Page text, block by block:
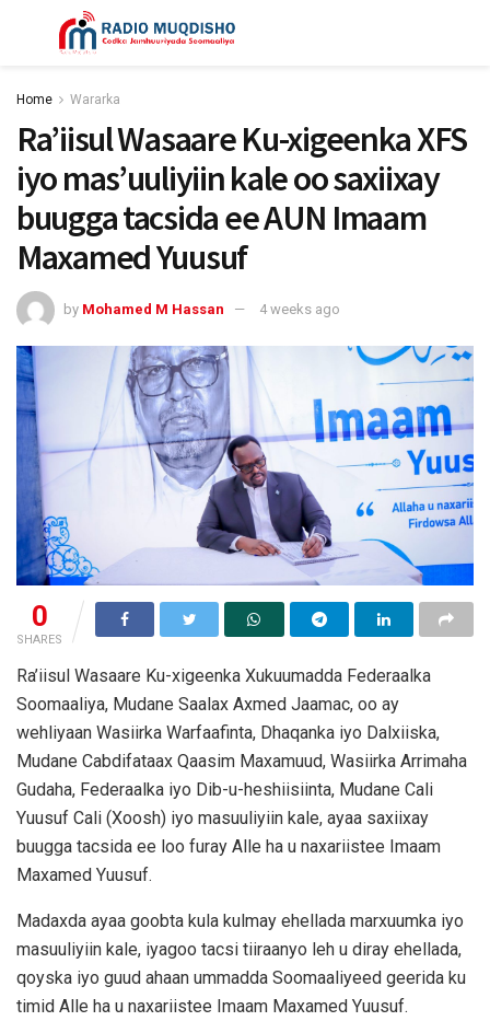
Home Wararka
Ra’iisul Wasaare Ku-xigeenka XFS
iyo mas’uuliyiin kale oo saxiixay
buugga tacsida ee AUN Imaam
Maxamed Yuusuf
by Mohamed M Hassan 4 weeks ago
0
SHARES
Ra’iisul Wasaare Ku-xigeenka Xukuumadda Federaalka
Soomaaliya, Mudane Saalax Axmed Jaamac, oo ay
wehliyaan Wasiirka Warfaafinta, Dhaqanka iyo Dalxiiska,
Mudane Cabdifataax Qaasim Maxamuud, Wasiirka Arrimaha
Gudaha, Federaalka iyo Dib-u-heshiisiinta, Mudane Cali
Yuusuf Cali (Xoosh) iyo masuuliyiin kale, ayaa saxiixay
buugga tacsida ee loo furay Alle ha u naxariistee Imaam
Maxamed Yuusuf.
Madaxda ayaa goobta kula kulmay ehellada marxuumka iyo
masuuliyiin kale, iyagoo tacsi tiiraanyo leh u diray ehellada,
qoyska iyo guud ahaan ummadda Soomaaliyeed geerida ku
timid Alle ha u naxariistee Imaam Maxamed Yuusuf.